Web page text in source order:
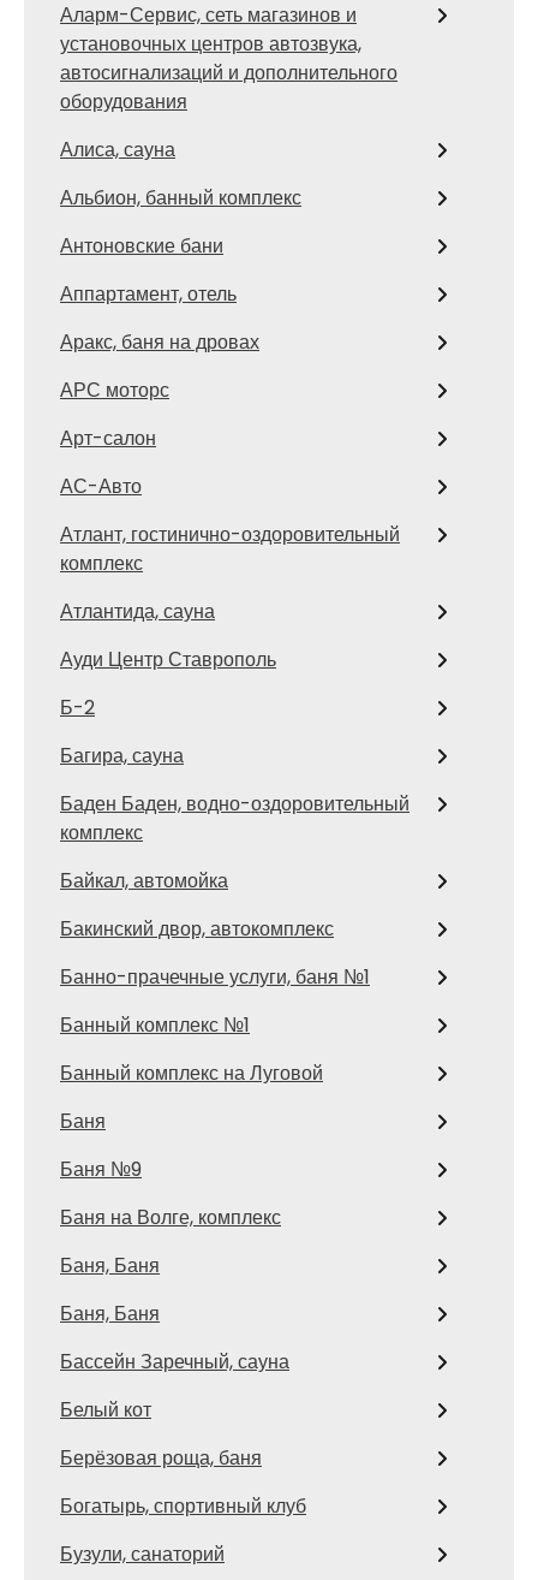
Аларм-Сервис, сеть магазинов и
установочных центров автозвука,
автосигнализаций и дополнительного
оборудования
Алиса, сауна
Альбион, банный комплекс
Антоновские бани
Аппартамент, отель
Аракс, баня на дровах
АРС моторс
Арт-салон
АС-Авто
Атлант, гостинично-оздоровительный
комплекс
Атлантида, сауна
Ауди Центр Ставрополь
Б-2
Багира, сауна
Баден Баден, водно-оздоровительный
комплекс
Байкал, автомойка
Бакинский двор, автокомплекс
Банно-прачечные услуги, баня №1
Банный комплекс №1
Банный комплекс на Луговой
Баня
Баня №9
Баня на Волге, комплекс
Баня, Баня
Баня, Баня
Бассейн Заречный, сауна
Белый кот
Берёзовая роща, баня
Богатырь, спортивный клуб
Бузули, санаторий